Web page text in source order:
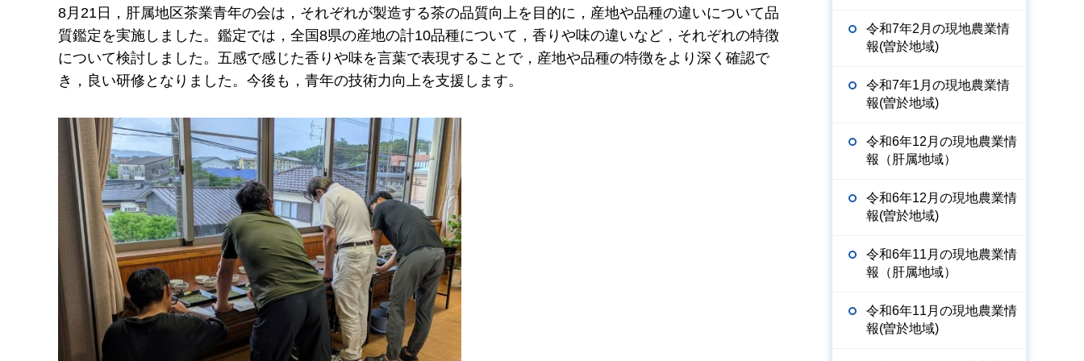
8月21日，肝属地区茶業青年の会は，それぞれが製造する茶の品質向上を目的に，産地や品種の違いについて品
質鑑定を実施しました。鑑定では，全国8県の産地の計10品種について，香りや味の違いなど，それぞれの特徴
について検討しました。五感で感じた香りや味を言葉で表現することで，産地や品種の特徴をより深く確認で
き，良い研修となりました。今後も，青年の技術力向上を支援します。
令和7年2月の現地農業情
報(曽於地域)
令和7年1月の現地農業情
報(曽於地域)
令和6年12月の現地農業情
報（肝属地域）
令和6年12月の現地農業情
報(曽於地域)
令和6年11月の現地農業情
報（肝属地域）
令和6年11月の現地農業情
報(曽於地域)